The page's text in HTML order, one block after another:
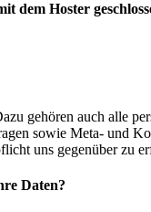
Hoster
gehören auch alle
sowie Meta- und
uns gegenüber zu
Daten?